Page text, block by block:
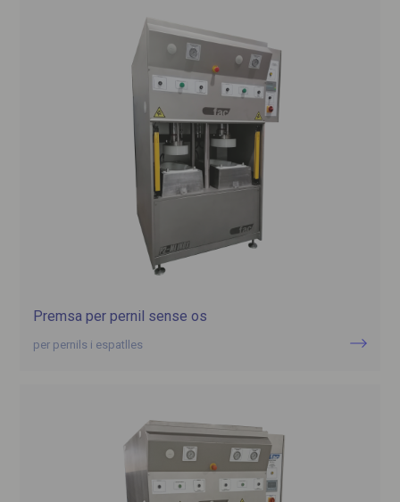
Premsa per pernil sense os
per pernils i espatlles